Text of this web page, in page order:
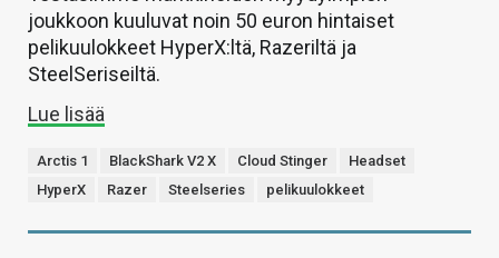
joukkoon kuuluvat noin 50 euron hintaiset
pelikuulokkeet HyperX:ltä, Razeriltä ja
SteelSeriseiltä.
Lue lisää
Arctis 1 BlackShark V2 X Cloud Stinger
Headset
HyperX
Razer Steelseries pelikuulokkeet